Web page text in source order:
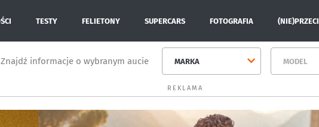
TESTY FELIETONY SUPERCARS FOTOGRAFIA
Znajdź informacje o wybranym aucie MARKA MODEL
REKLAMA